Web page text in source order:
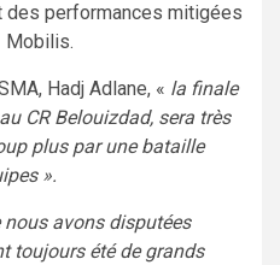
des performances mitigées
Mobilis.
Hadj Adlane, « la finale
CR Belouizdad, sera très
plus par une bataille
».
avons disputées
toujours été de grands